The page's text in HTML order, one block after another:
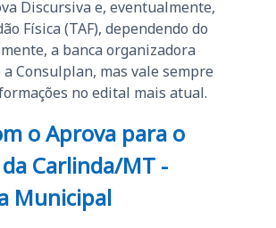
Discursiva e, eventualmente,
Física (TAF), dependendo do
a banca organizadora
Consulplan, mas vale sempre
no edital mais atual.
o Aprova para o
Carlinda/MT -
Municipal